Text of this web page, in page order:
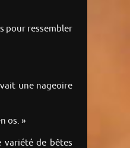
pour ressembler
une nageoire
os. »
variété de bêtes